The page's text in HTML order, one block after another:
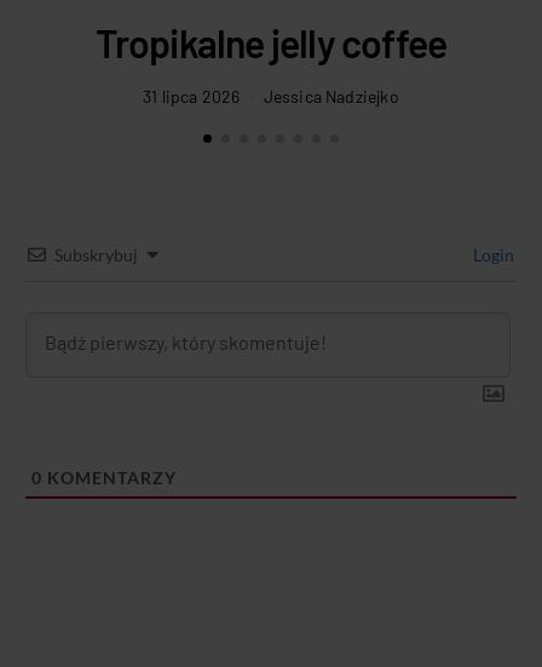
Tropikalne jelly coffee
31 lipca 2026 Jessica Nadziejko
Subskrybuj Login
0 KOMENTARZY